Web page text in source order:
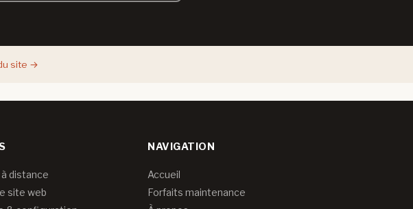
site →
distance
site web
NAVIGATION
Accueil
Forfaits maintenance